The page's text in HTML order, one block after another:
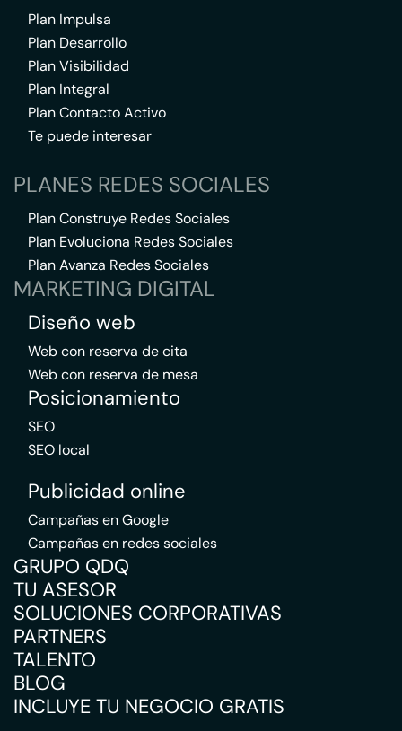
Plan Impulsa
Plan Desarrollo
Plan Visibilidad
Plan Integral
Plan Contacto Activo
Te puede interesar
PLANES REDES SOCIALES
Plan Construye Redes Sociales
Plan Evoluciona Redes Sociales
Plan Avanza Redes Sociales
MARKETING DIGITAL
Diseño web
Web con reserva de cita
Web con reserva de mesa
Posicionamiento
SEO
SEO local
Publicidad online
Campañas en Google
Campañas en redes sociales
GRUPO QDQ
TU ASESOR
SOLUCIONES CORPORATIVAS
PARTNERS
TALENTO
BLOG
INCLUYE TU NEGOCIO GRATIS